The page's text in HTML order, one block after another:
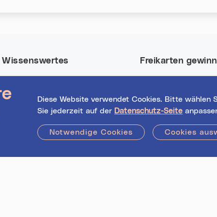
Diese Website verwendet Cookies. Bitte wählen
Sie jederzeit auf der Datenschutz-Seite
Notwendige Cookies Cookies
Wissenswertes
Veranstalter*innen
Hilfe / FAQs
Freikarten
in Linz.
Jetzt mitmachen!